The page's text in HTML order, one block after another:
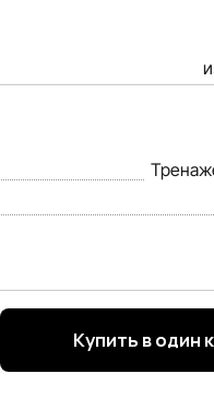
доверие наших
о товарах и
полной, объективной и
Купить в один